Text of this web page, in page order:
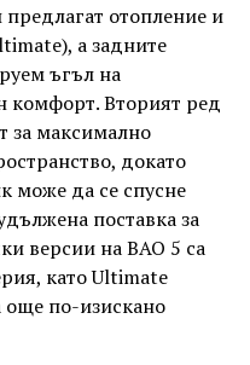
отопление и
а задните
ъгъл на
комфорт. Вторият ред
за максимално
докато
може да се спусне
поставка за
версии на BAO 5 са
като Ultimate
още по-изискано